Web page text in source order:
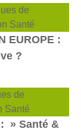
de
Santé
EUROPE :
?
de
Santé
» Santé &